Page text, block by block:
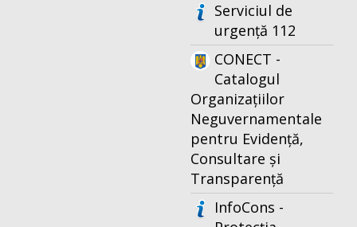
Serviciul de
urgență 112
CONECT -
Catalogul
Organizațiilor
Neguvernamentale
pentru Evidență,
Consultare și
Transparență
InfoCons -